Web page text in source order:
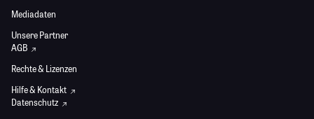
Mediadaten
Unsere Partner
AGB
Rechte & Lizenzen
Hilfe & Kontakt
Datenschutz